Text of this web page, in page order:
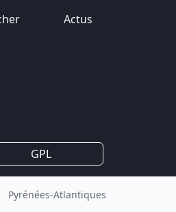
Actus
GPL
Pyrénées-Atlantiques